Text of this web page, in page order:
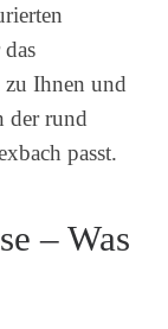
Ihnen und
der rund
passt.
– Was